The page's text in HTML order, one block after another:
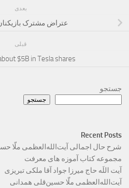
بعدی
عتراض مشترک
قبلی
$5B in Tesla shares
جستجو
جستجو
Recent Posts
شرح حال اجمالی آیت‌الله‌العظمی ملّا
مجموعه کتاب آموزه های معرفت
آیت اللَه حاج میرزا جواد آقا ملکی تبریزی
آیت‌الله‌العظمی ملّا حسین‌قلی همدانی